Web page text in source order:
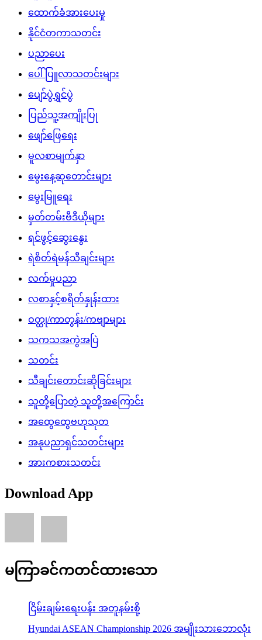
ထောက်ခံအားပေးမှု
နိုင်ငံတကာသတင်း
ပညာပေး
ပေါ်ပြူလာသတင်းများ
ပျော်ပွဲရွှင်ပွဲ
ပြည်သူ့အကျိုးပြု
ဖျော်ဖြေရေး
မူလစာမျက်နှာ
မွေးနေ့ဆုတောင်းများ
မွေးမြူရေး
မှတ်တမ်းဗီဒီယိုများ
ရင်ဖွင့်ဆွေးနွေး
ရဲစိတ်ရဲမန်သီချင်းများ
လက်မှုပညာ
လစာနှင့်စရိတ်နှုန်းထား
ဝတ္ထု/ကာတွန်း/ကဗျာများ
သကသအကွဲအပြဲ
သတင်း
သီချင်းတောင်းဆိုခြင်းများ
သူတို့ပြောတဲ့ သူတို့အကြောင်း
အထွေထွေဗဟုသုတ
အနုပညာရှင်သတင်းများ
အားကစားသတင်း
Download App
မကြာခင်ကတင်ထားသော
ငြိမ်းချမ်းရေးပန်း အတူနမ်းစို့
Hyundai ASEAN Championship 2026 အမျိုးသားဘောလုံး